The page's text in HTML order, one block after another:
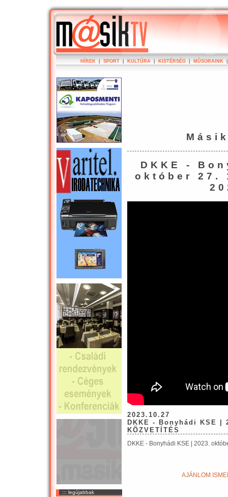
HÍREK SPORT KULTÚRA KISTÉRSÉG MÛSORAINK
DKKE -
október 27.
2023.10.27
DKKE - Bonyhádi KSE |
KÖZVETÍTÉS
DKKE - Bonyhádi KSE | 2023.
AJÁNLOM
::: legújabbak